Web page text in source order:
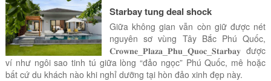
Starbay tung deal shock
Giữa không gian vẫn còn giữ được nét
nguyên sơ vùng Tây Bắc Phú Quốc,
𝐂𝐫𝐨𝐰𝐧𝐞_𝐏𝐥𝐚𝐳𝐚_𝐏𝐡𝐮_𝐐𝐮𝐨𝐜_𝐒𝐭𝐚𝐫𝐛𝐚𝐲 được
ví như ngôi sao tinh tú giữa lòng “đảo ngọc” Phú Quốc, mê hoặc
bất cứ du khách nào khi nghỉ dưỡng tại hòn đảo xinh đẹp này.